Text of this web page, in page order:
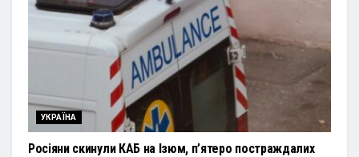
УКРАЇНА
Росіяни скинули КАБ на Ізюм, п’ятеро постраждалих